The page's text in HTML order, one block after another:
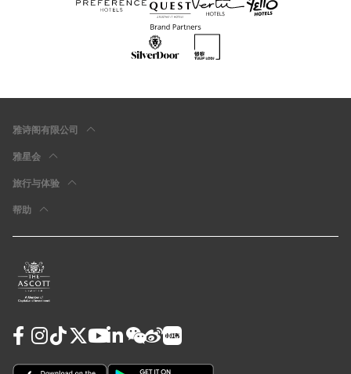
雅诗阁有限公司
雅星会
旅行与体验
帮助